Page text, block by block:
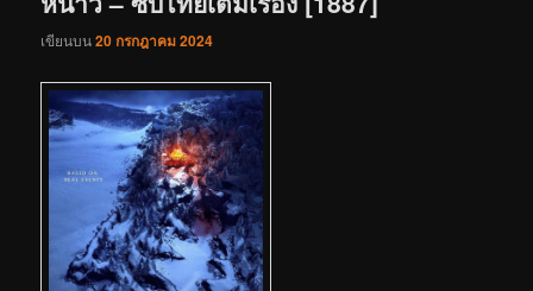
เขียนบน20 กรกฎาคม 2024